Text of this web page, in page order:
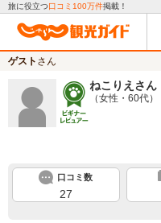
旅に役立つ口コミ100万件掲載！
ゲスト さん
ねこりえ さん
（女性・60代）
口コミ数
27